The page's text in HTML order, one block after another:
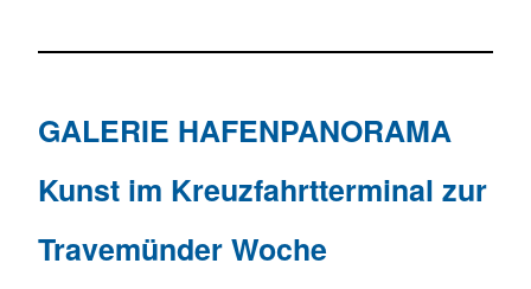
GALERIE HAFENPANORAMA
Kunst im Kreuzfahrtterminal zur
Travemünder Woche